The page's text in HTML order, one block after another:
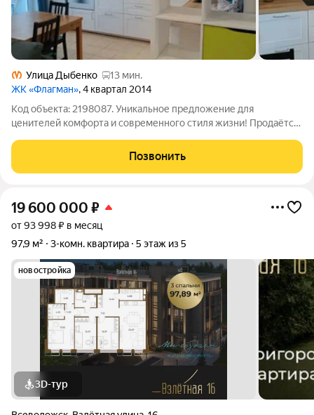
Улица Дыбенко
13 мин.
ЖК «Флагман», 4 квартал 2014
Код объекта: 2198087. Уникальное предложение для
ценителей комфорта и современного стиля жизни! Продаётся
перспективных районов Ленинградской области Кудрово.
Квартира расположена на 22 этаже
Позвонить
19 600 000 ₽
от 93 998 ₽ в месяц
97,9 м²
3-комн. квартира 5 этаж из 5
новостройка
3D-тур